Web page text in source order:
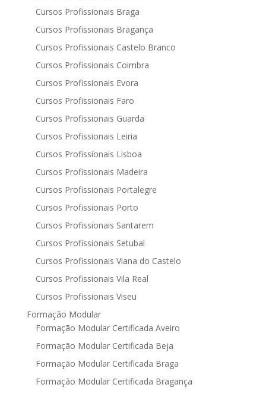
Cursos Profissionais Braga
Cursos Profissionais Bragança
Cursos Profissionais Castelo Branco
Cursos Profissionais Coimbra
Cursos Profissionais Evora
Cursos Profissionais Faro
Cursos Profissionais Guarda
Cursos Profissionais Leiria
Cursos Profissionais Lisboa
Cursos Profissionais Madeira
Cursos Profissionais Portalegre
Cursos Profissionais Porto
Cursos Profissionais Santarem
Cursos Profissionais Setubal
Cursos Profissionais Viana do Castelo
Cursos Profissionais Vila Real
Cursos Profissionais Viseu
Formação Modular
Formação Modular Certificada Aveiro
Formação Modular Certificada Beja
Formação Modular Certificada Braga
Formação Modular Certificada Bragança